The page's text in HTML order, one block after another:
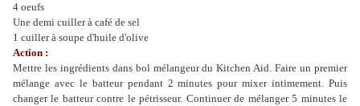
4 oeufs
Une demi cuiller à café de sel
1 cuiller à soupe d'huile d'olive
Action :
Mettre les ingrédients dans bol mélangeur du Kitchen Aid. Faire un premier
mélange avec le batteur pendant 2 minutes pour mixer intimement. Puis
changer le batteur contre le pétrisseur. Continuer de mélanger 5 minutes le